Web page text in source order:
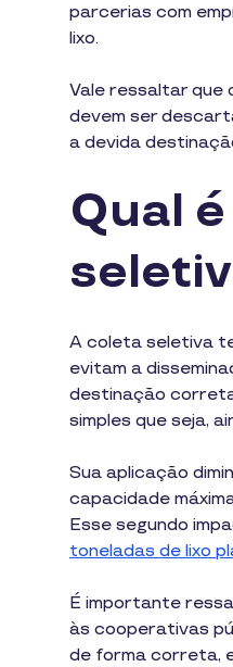
parcerias com
lixo.
Vale ressaltar que
devem ser
a devida
Qual
A coleta seletiva
evitam a
destinação
simples que seja,
Sua aplicação
capacidade
Esse segundo
toneladas de lixo
É importante
às cooperativas
de forma correta,